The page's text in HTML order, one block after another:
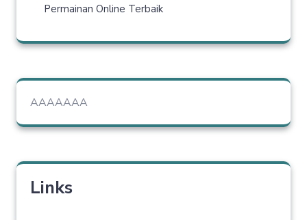
Permainan Online Terbaik
AAAAAAA
Links